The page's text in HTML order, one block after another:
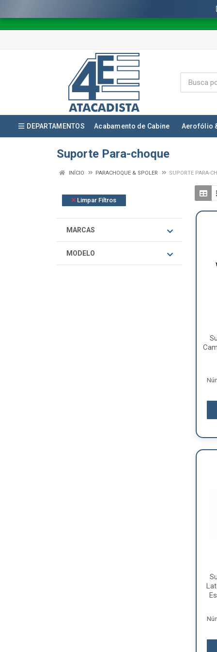
DEPARTAMENTOS Acabamento de Cabine Aerofólio
Suporte Para-choque
INÍCIO PARACHOQUE & SPOLER SUPORTE PARA-
Limpar Filtros
MARCAS
MODELO